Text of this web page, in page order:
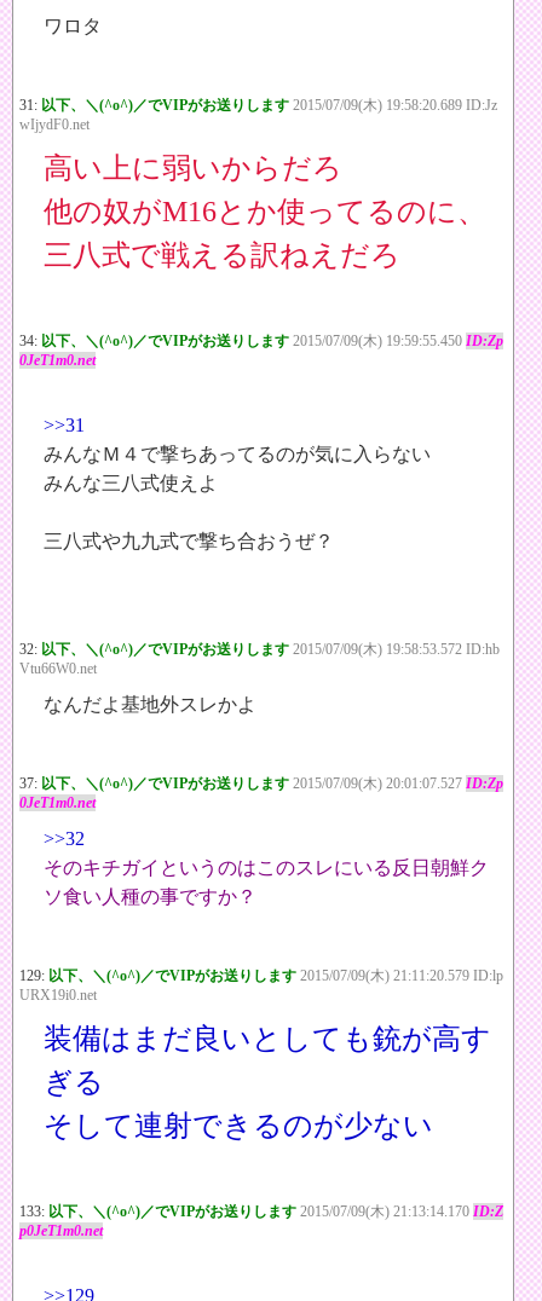
ワロタ
31: 以下、＼(^o^)／でVIPがお送りします 2015/07/09(木) 19:58:20.689 ID:Jz
wIjydF0.net
高い上に弱いからだろ
他の奴がM16とか使ってるのに、
三八式で戦える訳ねえだろ
34: 以下、＼(^o^)／でVIPがお送りします 2015/07/09(木) 19:59:55.450 ID:Zp
0JeT1m0.net
>>31
みんなＭ４で撃ちあってるのが気に入らない
みんな三八式使えよ
三八式や九九式で撃ち合おうぜ？
32: 以下、＼(^o^)／でVIPがお送りします 2015/07/09(木) 19:58:53.572 ID:hb
Vtu66W0.net
なんだよ基地外スレかよ
37: 以下、＼(^o^)／でVIPがお送りします 2015/07/09(木) 20:01:07.527 ID:Zp
0JeT1m0.net
>>32
そのキチガイというのはこのスレにいる反日朝鮮ク
ソ食い人種の事ですか？
129: 以下、＼(^o^)／でVIPがお送りします 2015/07/09(木) 21:11:20.579 ID:lp
URX19i0.net
装備はまだ良いとしても銃が高す
ぎる
そして連射できるのが少ない
133: 以下、＼(^o^)／でVIPがお送りします 2015/07/09(木) 21:13:14.170 ID:Z
p0JeT1m0.net
>>129